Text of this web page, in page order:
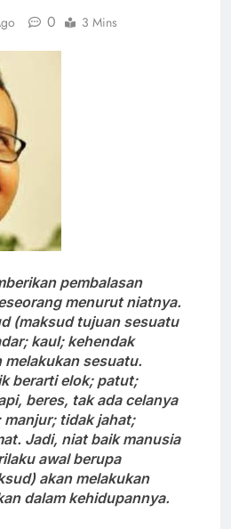
0 3 Mins
pembalasan
menurut niatnya.
(maksud tujuan sesuatu
kaul; kehendak
melakukan sesuatu.
berarti elok; patut;
beres, tak ada celanya
tidak jahat;
Jadi, niat baik manusia
awal berupa
akan melakukan
dalam kehidupannya.